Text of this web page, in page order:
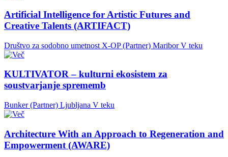
Artificial Intelligence for Artistic Futures and
Creative Talents (ARTIFACT)
Društvo za sodobno umetnost X-OP (Partner) Maribor V teku
KULTIVATOR – kulturni ekosistem za
soustvarjanje sprememb
Bunker (Partner) Ljubljana V teku
Architecture With an Approach to Regeneration and
Empowerment (AWARE)